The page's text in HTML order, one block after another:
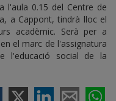
l'aula 0.15 del Centre de
a Cappont, tindrà lloc el
acadèmic. Serà per a
el marc de l'assignatura
l'educació social de la